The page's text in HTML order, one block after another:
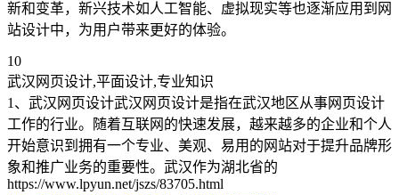
新和变革，新兴技术如人工智能、虚拟现实等也逐渐应用到网
站设计中，为用户带来更好的体验。
10
武汉网页设计,平面设计,专业知识
1、武汉网页设计武汉网页设计是指在武汉地区从事网页设计
工作的行业。随着互联网的快速发展，越来越多的企业和个人
开始意识到拥有一个专业、美观、易用的网站对于提升品牌形
象和推广业务的重要性。武汉作为湖北省的
https://www.lpyun.net/jszs/83705.html